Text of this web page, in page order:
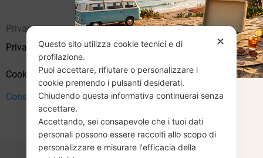
Privacy
Privacy Policy
Cookie Policy (UE)
Consenso
✕
Questo sito utilizza cookie tecnici e di
profilazione.
Puoi accettare, rifiutare o personalizzare i
cookie premendo i pulsanti desiderati.
Chiudendo questa informativa continuerai senza
accettare.
Accettando, sei consapevole che i tuoi dati
personali possono essere raccolti allo scopo di
personalizzare e misurare l'efficacia della
CHIUSURA
ESTIVA